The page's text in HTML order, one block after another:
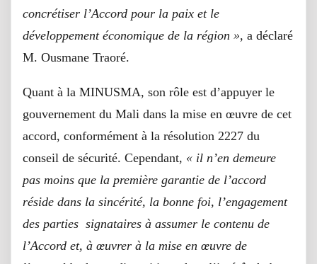
concrétiser l’Accord pour la paix et le
développement économique de la région », a déclaré
M. Ousmane Traoré.
Quant à la MINUSMA, son rôle est d’appuyer le
gouvernement du Mali dans la mise en œuvre de cet
accord, conformément à la résolution 2227 du
conseil de sécurité. Cependant, « il n’en demeure
pas moins que la première garantie de l’accord
réside dans la sincérité, la bonne foi, l’engagement
des parties signataires à assumer le contenu de
l’Accord et, à œuvrer à la mise en œuvre de